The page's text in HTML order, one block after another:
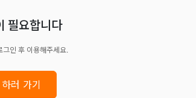
필요합니다
그인 후 이용해주세요.
러 가기